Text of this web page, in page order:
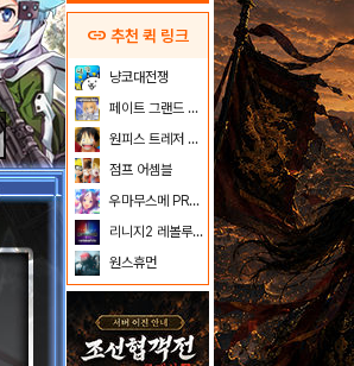
link 추천 퀵 링크
냥코대전쟁
페이트 그랜드 오더
원피스 트레저 크루즈
점프 어셈블
우마무스메 PRETTY DERBY
리니지2 레볼루션
원스휴먼